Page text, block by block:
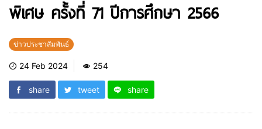
พิเศษ ครั้งที่ 71 ปีการศึกษา 2566
ข่าวประชาสัมพันธ์
24 Feb 2024 254
share tweet share